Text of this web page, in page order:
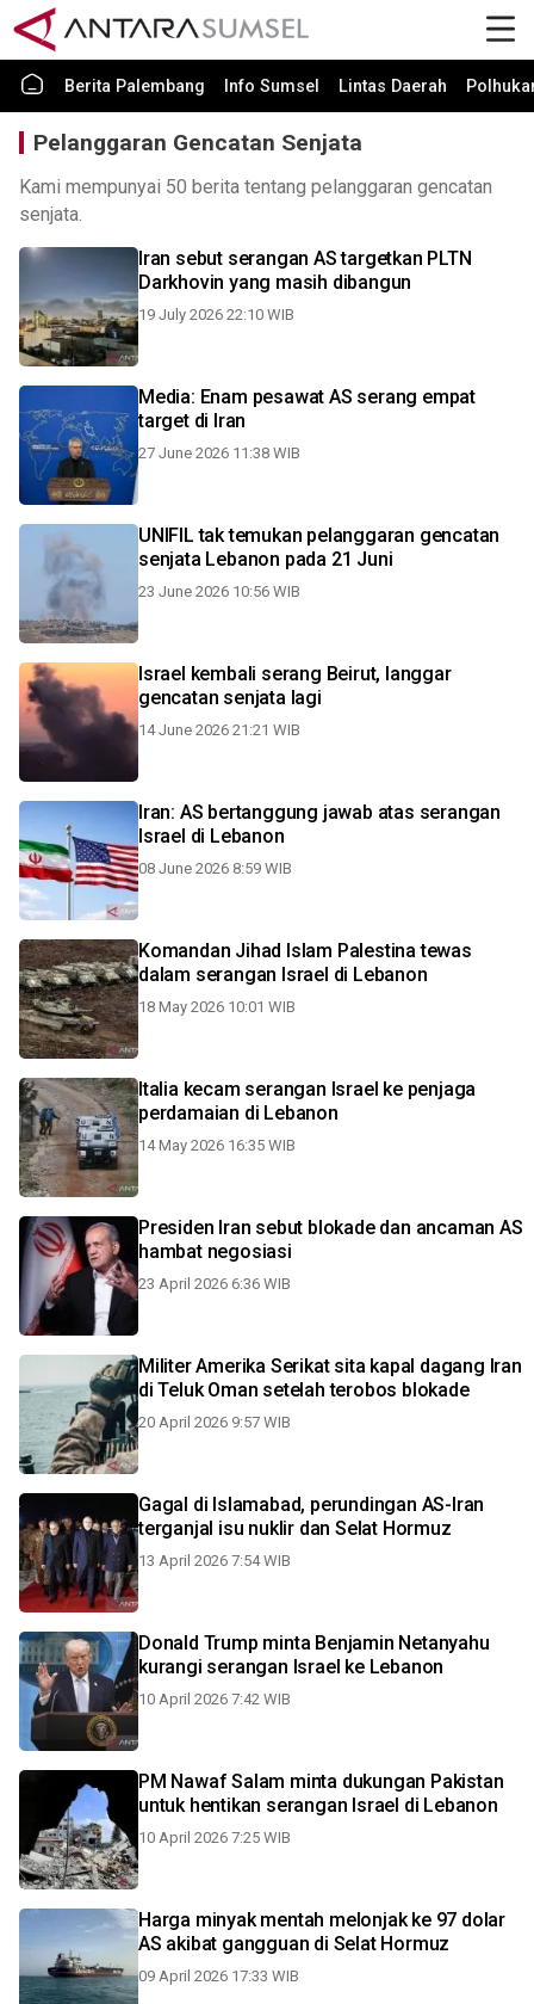
Berita Palembang Info Sumsel Lintas Daerah
Pelanggaran Gencatan Senjata
Kami mempunyai 50 berita tentang pelanggaran gencatan
senjata.
Iran sebut serangan AS targetkan PLTN
Darkhovin yang masih dibangun
19 July 2026 22:10 WIB
Media: Enam pesawat AS serang empat
target di Iran
27 June 2026 11:38 WIB
UNIFIL tak temukan pelanggaran gencatan
senjata Lebanon pada 21 Juni
23 June 2026 10:56 WIB
Israel kembali serang Beirut, langgar
gencatan senjata lagi
14 June 2026 21:21 WIB
Iran: AS bertanggung jawab atas serangan
Israel di Lebanon
08 June 2026 8:59 WIB
Komandan Jihad Islam Palestina tewas
dalam serangan Israel di Lebanon
18 May 2026 10:01 WIB
Italia kecam serangan Israel ke penjaga
perdamaian di Lebanon
14 May 2026 16:35 WIB
Presiden Iran sebut blokade dan ancaman AS
hambat negosiasi
23 April 2026 6:36 WIB
Militer Amerika Serikat sita kapal dagang Iran
di Teluk Oman setelah terobos blokade
20 April 2026 9:57 WIB
Gagal di Islamabad, perundingan AS-Iran
terganjal isu nuklir dan Selat Hormuz
13 April 2026 7:54 WIB
Donald Trump minta Benjamin Netanyahu
kurangi serangan Israel ke Lebanon
10 April 2026 7:42 WIB
PM Nawaf Salam minta dukungan Pakistan
untuk hentikan serangan Israel di Lebanon
10 April 2026 7:25 WIB
Harga minyak mentah melonjak ke 97 dolar
AS akibat gangguan di Selat Hormuz
09 April 2026 17:33 WIB